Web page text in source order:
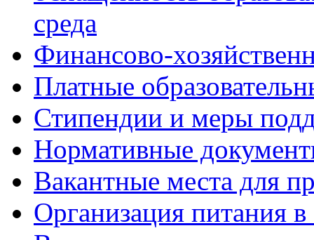
среда
Финансово-
Платные
Стипендии и меры
Нормативные
Вакантные места для
Организация питания в